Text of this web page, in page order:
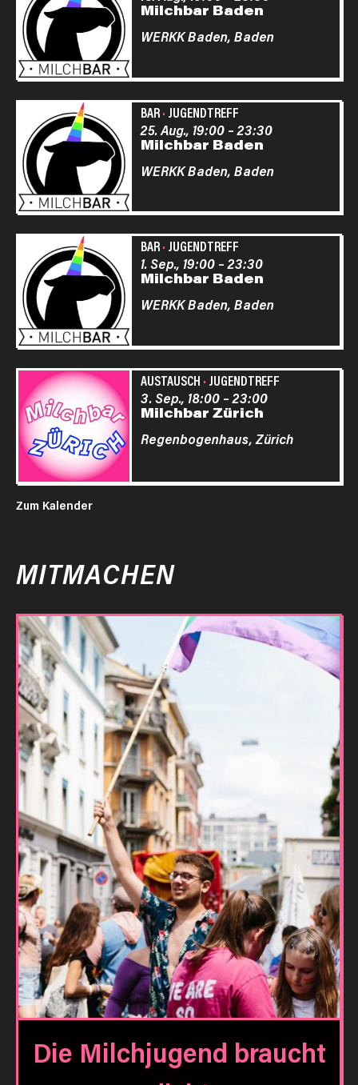
Milchbar Baden
WERKK Baden, Baden
BAR· JUGENDTREFF
Milchbar Baden
25. Aug., 19:00–23:30
WERKK Baden, Baden
BAR· JUGENDTREFF
Milchbar Baden
1. Sep., 19:00–23:30
WERKK Baden, Baden
AUSTAUSCH · JUGENDTREFF
Milchbar Zürich
3. Sep., 18:00–23:00
Regenbogenhaus, Zürich
Zum Kalender
MITMACHEN
Die Milchjugend braucht